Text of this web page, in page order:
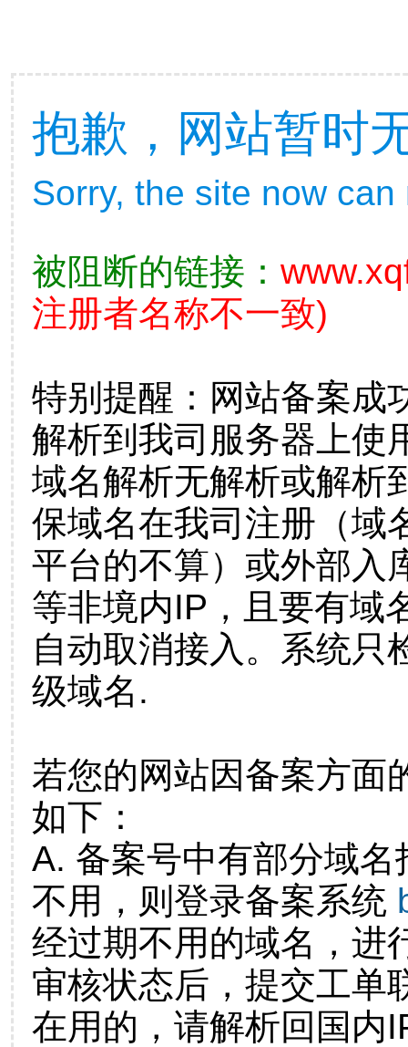
抱歉，网站暂时
Sorry, the site now
被阻断的链接：
注册者名称不一致)
特别提醒：网站备案成
解析到我司服务器上使
域名解析无解析或解析
保域名在我司注册（域
平台的不算）或外部入
等非境内IP，且要有域
自动取消接入。系统只
级域名.
若您的网站因备案方面
如下：
A. 备案号中有部分域
不用，则登录备案系统
经过期不用的域名，进
审核状态后，提交工单
在用的，请解析回国内